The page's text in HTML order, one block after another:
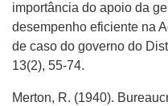
importância do apoio da
desempenho eficiente na
de caso do governo do
13(2), 55-74.
Merton, R. (1940).